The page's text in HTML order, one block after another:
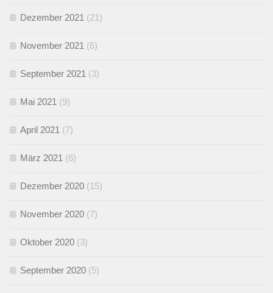
Dezember 2021 (21)
November 2021 (6)
September 2021 (3)
Mai 2021 (9)
April 2021 (7)
März 2021 (6)
Dezember 2020 (15)
November 2020 (7)
Oktober 2020 (3)
September 2020 (5)